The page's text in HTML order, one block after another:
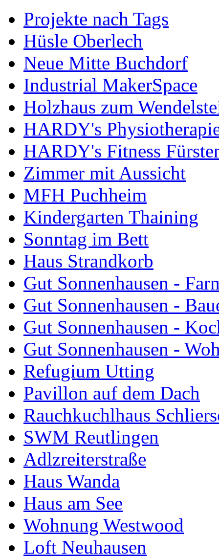
Projekte nach Tags
Hüsle Oberlech
Neue Mitte Buchdorf
Industrial MakerSpace
Holzhaus zum
HARDY's
HARDY's Fitness
Zimmer mit Aussicht
MFH Puchheim
Kindergarten Thaining
Sonntag im Bett
Haus Strandkorb
Gut Sonnenhausen -
Gut Sonnenhausen -
Gut Sonnenhausen -
Gut Sonnenhausen -
Refugium Utting
Pavillon auf dem Dach
Rauchkuchlhaus
SWM Reutlingen
Adlzreiterstraße
Haus Wanda
Haus am See
Wohnung Westwood
Loft Neuhausen